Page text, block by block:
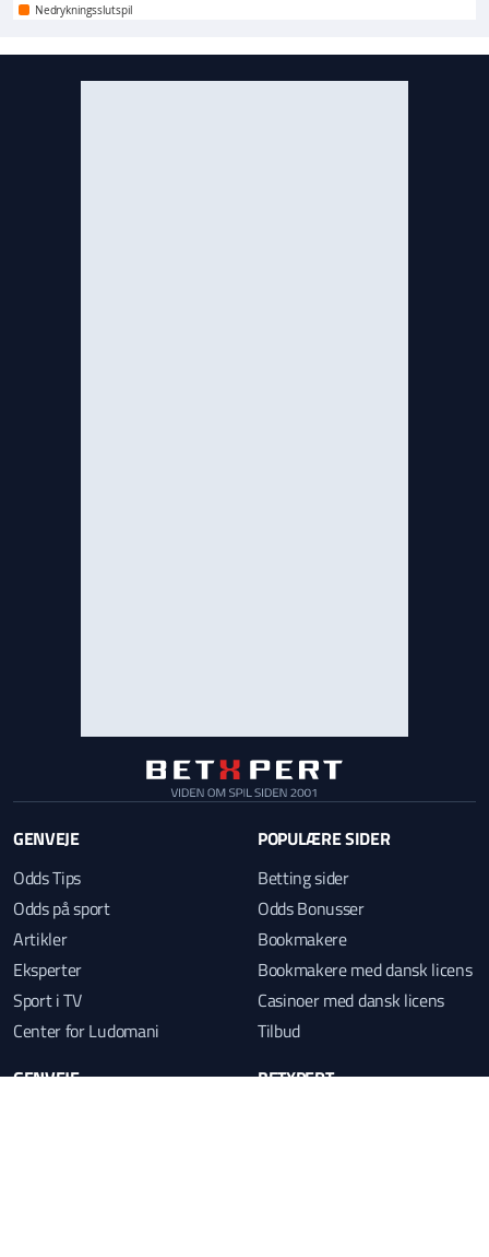
Nedrykningsslutspil
GENVEJE
Odds Tips
Odds på sport
Artikler
Eksperter
Sport i TV
Center for Ludomani
POPULÆRE SIDER
Betting sider
Odds Bonusser
Bookmakere
Bookmakere med dansk licens
Casinoer med dansk licens
Tilbud
GENVEJE
BETXPERT